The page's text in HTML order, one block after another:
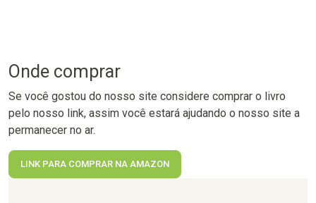
Onde comprar
Se você gostou do nosso site considere comprar o livro
pelo nosso link, assim você estará ajudando o nosso site a
permanecer no ar.
LINK PARA COMPRAR NA AMAZON